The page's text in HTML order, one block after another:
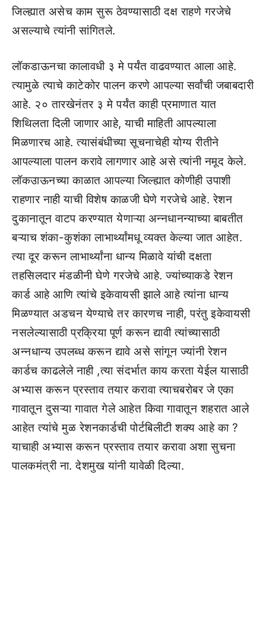
जिल्ह्यात असेच काम सुरू ठेवण्यासाठी दक्ष राहणे गरजेचे
असल्याचे त्यांनी सांगितले.
लॉकडाऊनचा कालावधी ३ मे पर्यंत वाढवण्यात आला आहे.
त्यामुळे त्याचे काटेकोर पालन करणे आपल्या सर्वांची जबाबदारी
आहे. २० तारखेनंतर ३ मे पर्यंत काही प्रमाणात यात
शिथिलता दिली जाणार आहे, याची माहिती आपल्याला
मिळणारच आहे. त्यासंबंधीच्या सूचनाचेही योग्य रीतीने
आपल्याला पालन करावे लागणार आहे असे त्यांनी नमूद केले.
लॉकउाऊनच्या काळात आपल्या जिल्ह्यात कोणीही उपाशी
राहणार नाही याची विशेष काळजी घेणे गरजेचे आहे. रेशन
दुकानातून वाटप करण्यात येणाऱ्या अन्नधानन्याच्या बाबतीत
बऱ्याच शंका-कुशंका लाभार्थ्यांमधू व्यक्त केल्या जात आहेत.
त्या दूर करून लाभार्थ्यांना धान्य मिळावे यांची दक्षता
तहसिलदार मंडळीनी घेणे गरजेचे आहे. ज्यांच्याकडे रेशन
कार्ड आहे आणि त्यांचे इकेवायसी झाले आहे त्यांना धान्य
मिळण्यात अडचन येण्याचे तर कारणच नाही, परंतु इकेवायसी
नसलेल्यासाठी प्रक्रिया पूर्ण करून द्यावी त्यांच्यासाठी
अन्नधान्य उपलब्ध करून द्यावे असे सांगून ज्यांनी रेशन
कार्डच काढलेले नाही ,त्या संदर्भात काय करता येईल यासाठी
अभ्यास करून प्रस्ताव तयार करावा त्याचबरोबर जे एका
गावातून दुसऱ्या गावात गेले आहेत किवा गावातून शहरात आले
आहेत त्यांचे मुळ रेशनकार्डची पोर्टबिलीटी शक्य आहे का ?
याचाही अभ्यास करून प्रस्ताव तयार करावा अशा सुचना
पालकमंत्री ना. देशमुख यांनी यावेळी दिल्या.